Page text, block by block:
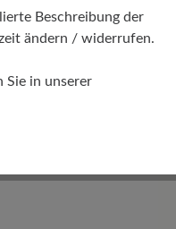
Beschreibung der
ändern / widerrufen.
Sie in unserer